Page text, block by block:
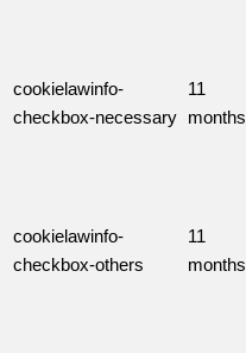
cookielawinfo-
checkbox-necessary
11
months
cookielawinfo-
checkbox-others
11
months